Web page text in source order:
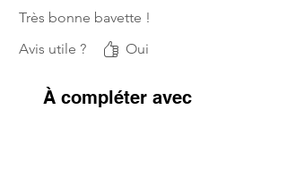
Très bonne bavette !
Avis utile ?
Oui
À compléter avec